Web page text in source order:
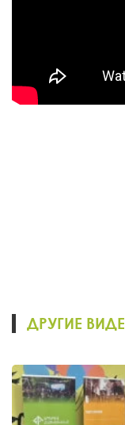
ДРУГИЕ